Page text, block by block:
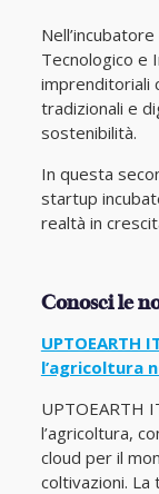
Tecnologico e
imprenditoriali
tradizionali e
sostenibilità.
In questa
startup
realtà in
Conosci le
UPTOEARTH
l’agricoltura
UPTOEARTH
l’agricoltura,
cloud per il
coltivazioni. La